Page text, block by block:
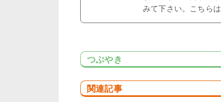
みて下さい。こちら
つぶやき
関連記事